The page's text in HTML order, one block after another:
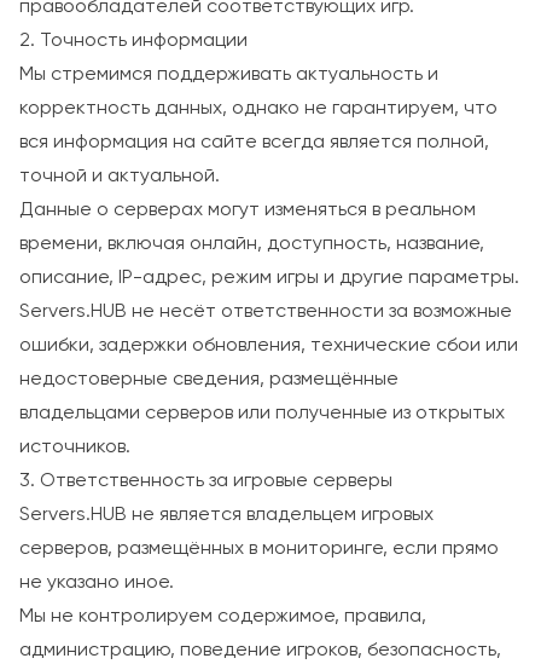
правообладателей соответствующих игр.
2. Точность информации
Мы стремимся поддерживать актуальность и
корректность данных, однако не гарантируем, что
вся информация на сайте всегда является полной,
точной и актуальной.
Данные о серверах могут изменяться в реальном
времени, включая онлайн, доступность, название,
описание, IP-адрес, режим игры и другие параметры.
Servers.HUB не несёт ответственности за возможные
ошибки, задержки обновления, технические сбои или
недостоверные сведения, размещённые
владельцами серверов или полученные из открытых
источников.
3. Ответственность за игровые серверы
Servers.HUB не является владельцем игровых
серверов, размещённых в мониторинге, если прямо
не указано иное.
Мы не контролируем содержимое, правила,
администрацию, поведение игроков, безопасность,